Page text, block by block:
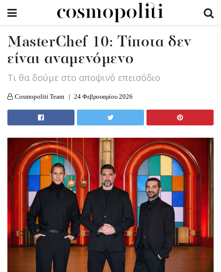
MasterChef 10: Τίποτα δεν
είναι αναμενόμενο
Τι θα δούμε στο αποψινό επεισόδιο
Cosmopoliti Team 24 Φεβρουαρίου 2026